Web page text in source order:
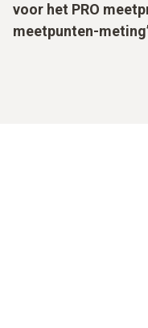
voor het PRO
meetpunten-